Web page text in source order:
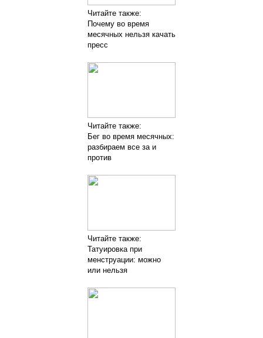
Читайте также:
Почему во время
месячных нельзя качать
пресс
Читайте также:
Бег во время месячных:
разбираем все за и
против
Читайте также:
Татуировка при
менструации: можно
или нельзя